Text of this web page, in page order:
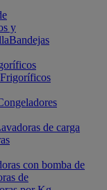
y
Bandejas
Frigoríficos
de carga
con bomba de
de